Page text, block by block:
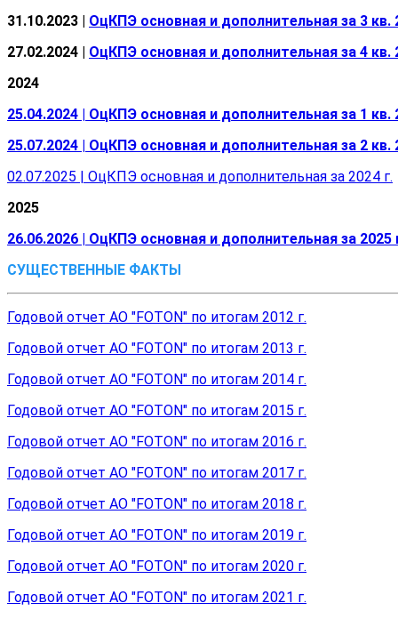
31.10.2023 | ОцКПЭ основная и дополнительная за 3 кв.
27.02.2024 | ОцКПЭ основная и дополнительная за 4 кв.
2024
25.04.2024 | ОцКПЭ основная и дополнительная за 1 кв.
25.07.2024 | ОцКПЭ основная и дополнительная за 2 кв.
02.07.2025 | ОцКПЭ основная и дополнительная за 2024 г.
2025
26.06.2026 | ОцКПЭ основная и дополнительная за 2025
СУЩЕСТВЕННЫЕ ФАКТЫ
Годовой отчет АО "FOTON" по итогам 2012 г.
Годовой отчет АО "FOTON" по итогам 2013 г.
Годовой отчет АО "FOTON" по итогам 2014 г.
Годовой отчет АО "FOTON" по итогам 2015 г.
Годовой отчет АО "FOTON" по итогам 2016 г.
Годовой отчет АО "FOTON" по итогам 2017 г.
Годовой отчет АО "FOTON" по итогам 2018 г.
Годовой отчет АО "FOTON" по итогам 2019 г.
Годовой отчет АО "FOTON" по итогам 2020 г.
Годовой отчет АО "FOTON" по итогам 2021 г.